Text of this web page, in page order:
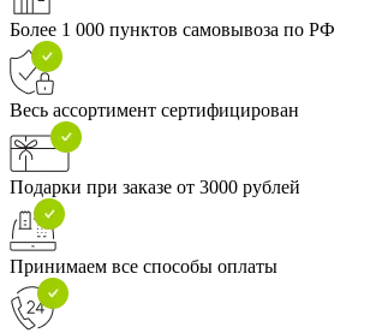
Более 1 000 пунктов самовывоза по РФ
Весь ассортимент сертифицирован
Подарки при заказе от 3000 рублей
Принимаем все способы оплаты